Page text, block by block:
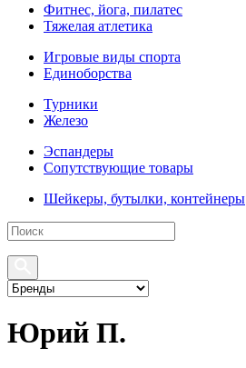
Фитнес, йога, пилатес
Тяжелая атлетика
Игровые виды спорта
Единоборства
Турники
Железо
Эспандеры
Сопутствующие товары
Шейкеры, бутылки, контейнеры
Юрий П.